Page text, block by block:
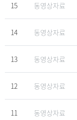
15 동영상자료
14 동영상자료
13 동영상자료
12 동영상자료
11 동영상자료